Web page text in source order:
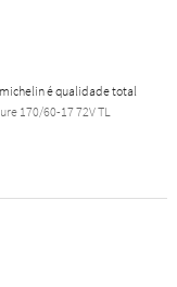
é qualidade total
170/60-17 72V TL